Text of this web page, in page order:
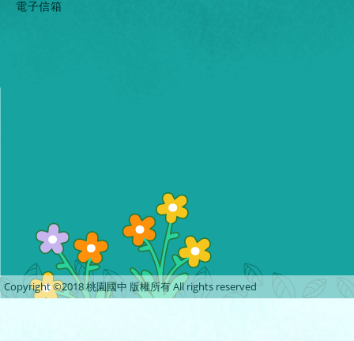
電子信箱
Copyright ©2018 桃園國中 版權所有 All rights reserved